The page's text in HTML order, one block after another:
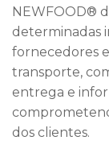
NEWFOOD®
determinadas
fornecedores
transporte,
entrega e
dos clientes.